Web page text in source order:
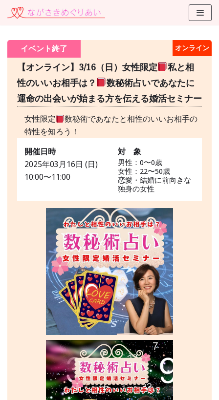
コ
キ
オンライン
イベント終了
【オンライン】3/16（日）女性限定
私と相
性のいいお相手は？
数秘術占いであなたに
運命の出会いが始まる方を伝える婚活セミナー
女性限定
数秘術であなたと相性のいいお相手の
特性を知ろう！
開催日時
2025年03月16日 (日)
10:00〜11:00
対 象
男性：0〜0歳
女性：22〜50歳
恋愛・結婚に前向きな
独身の女性